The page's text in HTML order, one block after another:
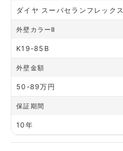
ダイヤ スーパセランフレックス
外壁カラーⅡ
K19-85B
外壁金額
50-89万円
保証期間
10年